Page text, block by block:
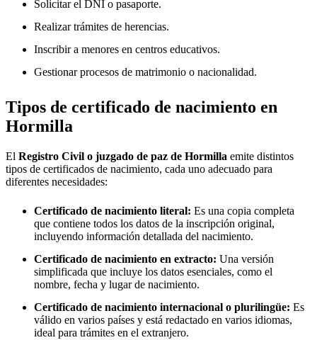
Solicitar el DNI o pasaporte.
Realizar trámites de herencias.
Inscribir a menores en centros educativos.
Gestionar procesos de matrimonio o nacionalidad.
Tipos de certificado de nacimiento en
Hormilla
El Registro Civil o juzgado de paz de Hormilla emite distintos
tipos de certificados de nacimiento, cada uno adecuado para
diferentes necesidades:
Certificado de nacimiento literal: Es una copia completa
que contiene todos los datos de la inscripción original,
incluyendo información detallada del nacimiento.
Certificado de nacimiento en extracto: Una versión
simplificada que incluye los datos esenciales, como el
nombre, fecha y lugar de nacimiento.
Certificado de nacimiento internacional o plurilingüe: Es
válido en varios países y está redactado en varios idiomas,
ideal para trámites en el extranjero.